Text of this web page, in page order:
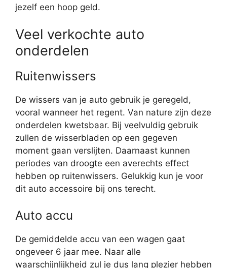
jezelf een hoop geld.
Veel verkochte auto
onderdelen
Ruitenwissers
De wissers van je auto gebruik je geregeld,
vooral wanneer het regent. Van nature zijn deze
onderdelen kwetsbaar. Bij veelvuldig gebruik
zullen de wisserbladen op een gegeven
moment gaan verslijten. Daarnaast kunnen
periodes van droogte een averechts effect
hebben op ruitenwissers. Gelukkig kun je voor
dit auto accessoire bij ons terecht.
Auto accu
De gemiddelde accu van een wagen gaat
ongeveer 6 jaar mee. Naar alle
waarschijnlijkheid zul je dus lang plezier hebben